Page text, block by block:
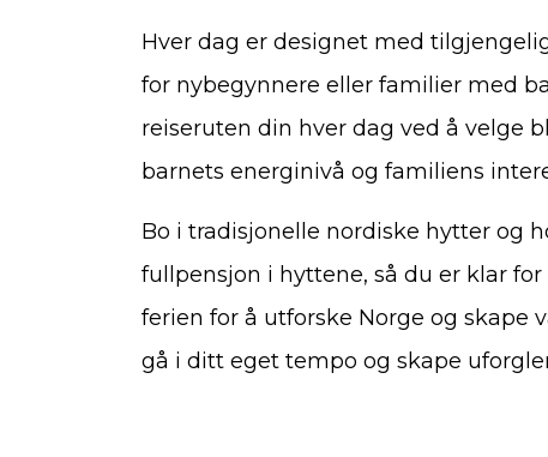
Hver dag er designet med
for nybegynnere eller familier med
reiseruten din hver dag ved å velge
barnets energinivå og familiens
Bo i tradisjonelle nordiske hytter og
fullpensjon i hyttene, så du er klar
ferien for å utforske Norge og skape
gå i ditt eget tempo og skape